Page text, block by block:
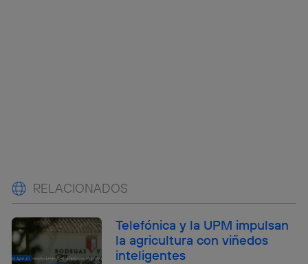
RELACIONADOS
Telefónica y la UPM impulsan
la agricultura con viñedos
inteligentes